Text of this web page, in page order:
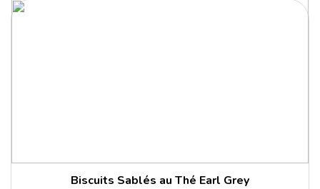
Biscuits Sablés au Thé Earl Grey